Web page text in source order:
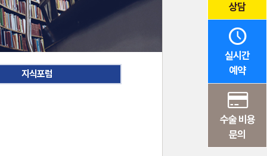
상담
실시간
예약
수술 비용
문의
지식포럼